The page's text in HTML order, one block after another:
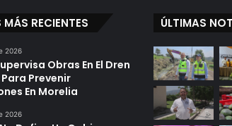
RECIENTES
2026
Obras En El Dren
Prevenir
En Morelia
2026
ÚLTIMAS